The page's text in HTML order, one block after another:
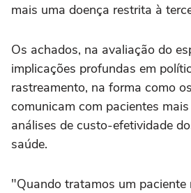
mais uma doença restrita à
Os achados, na avaliação do
implicações profundas em
rastreamento, na forma como
comunicam com pacientes
análises de custo-efetividade
saúde.
"Quando tratamos um paciente